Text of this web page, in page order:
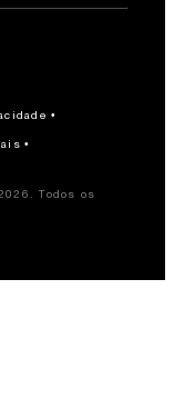
Todos os